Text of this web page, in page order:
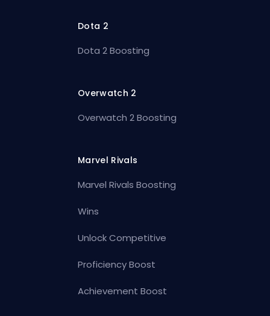
Dota 2
Dota 2 Boosting
Overwatch 2
Overwatch 2 Boosting
Marvel Rivals
Marvel Rivals Boosting
Wins
Unlock Competitive
Proficiency Boost
Achievement Boost